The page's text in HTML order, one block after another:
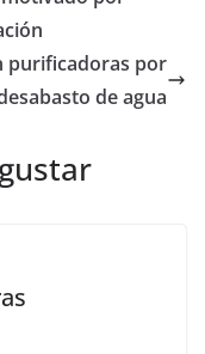
purificadoras por
de agua